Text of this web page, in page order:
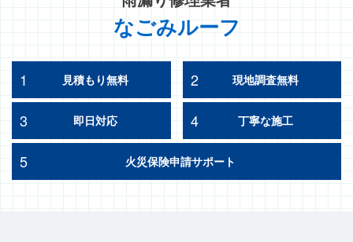
なごみルーフ
1 見積もり無料 2 現地調査無料
3 即日対応 4 丁寧な施工
5 火災保険申請サポート